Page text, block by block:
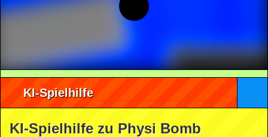
KI-Spielhilfe
KI-Spielhilfe zu Physi Bomb